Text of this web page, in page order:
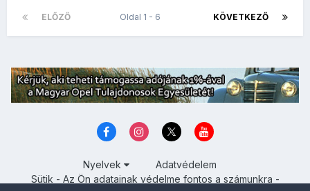
ELŐZŐ KÖVETKEZŐ
Oldal 1 - 6
Nyelvek
Adatvédelem
Sütik - Az Ön adatainak védelme fontos a számunkra -